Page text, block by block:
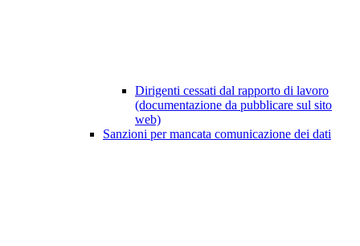
Dirigenti cessati dal rapporto di lavoro
(documentazione da pubblicare sul sito
web)
Sanzioni per mancata comunicazione dei dati